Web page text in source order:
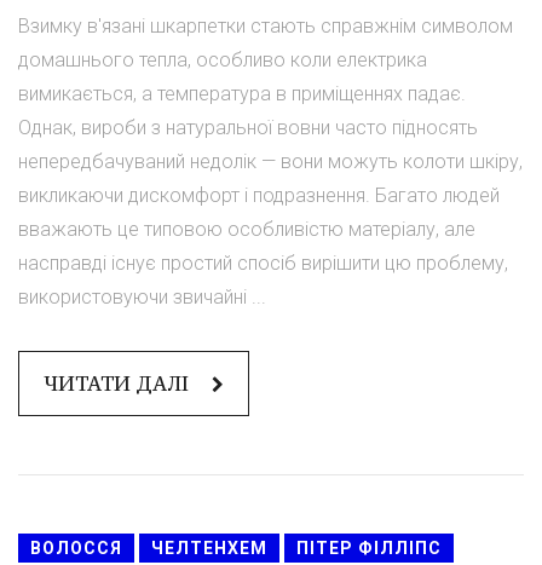
Взимку в'язані шкарпетки стають справжнім символом
домашнього тепла, особливо коли електрика
вимикається, а температура в приміщеннях падає.
Однак, вироби з натуральної вовни часто підносять
непередбачуваний недолік — вони можуть колоти шкіру,
викликаючи дискомфорт і подразнення. Багато людей
вважають це типовою особливістю матеріалу, але
насправді існує простий спосіб вирішити цю проблему,
використовуючи звичайні ...
ЧИТАТИ ДАЛІ
ВОЛОССЯ ЧЕЛТЕНХЕМ ПІТЕР ФІЛЛІПС